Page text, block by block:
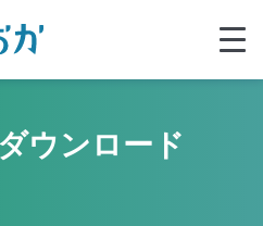
ウンロード